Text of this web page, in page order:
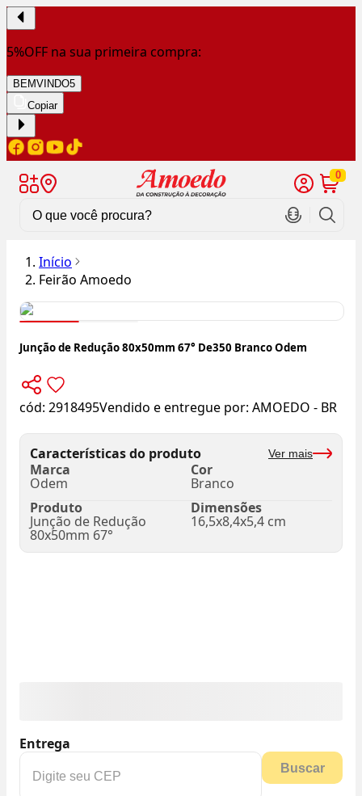
5%OFF na sua primeira compra:
BEMVINDO5
Copiar
0
Início
Feirão Amoedo
Junção de Redução 80x50mm 67° De350 Branco Odem
cód: 2918495Vendido e entregue por: AMOEDO - BR
Características do produto Ver mais
Marca
Odem
Cor
Branco
Produto
Junção de Redução
80x50mm 67°
Dimensões
16,5x8,4x5,4 cm
Entrega
Buscar